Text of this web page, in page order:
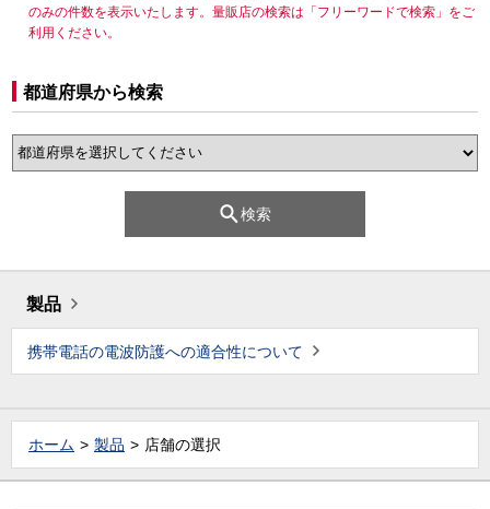
のみの件数を表示いたします。量販店の検索は「フリーワードで検索」をご
利用ください。
都道府県から検索
検索
製品
携帯電話の電波防護への適合性について
ホーム 製品 店舗の選択